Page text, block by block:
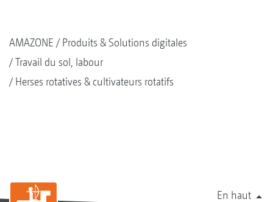
AMAZONE
Produits & Solutions digitales
Travail du sol, labour
Herses rotatives & cultivateurs rotatifs
En haut